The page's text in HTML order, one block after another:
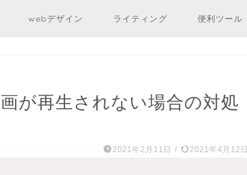
webデザイン ライティング 便利ツール
が再生されない場合の対処
2021年2月11日 / 2021年4月12日